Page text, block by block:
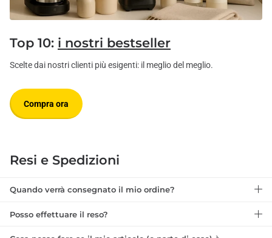
Top 10: i nostri bestseller
Scelte dai nostri clienti più esigenti: il meglio del meglio.
Compra ora
Resi e Spedizioni
Quando verrà consegnato il mio ordine?
Posso effettuare il reso?